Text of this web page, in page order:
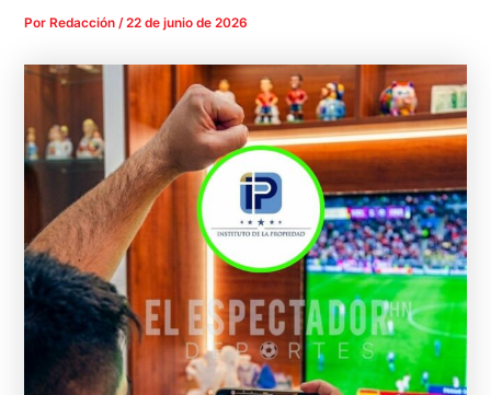
Por Redacción/22 de junio de 2026